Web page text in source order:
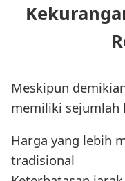
Meskipun
memiliki sejumlah
Harga yang lebih
tradisional